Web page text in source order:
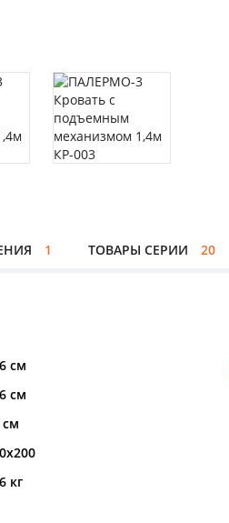
1 ТОВАРЫ СЕРИИ 20
см
см
см
кг